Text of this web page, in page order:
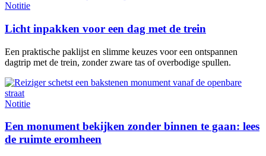
Notitie
Licht inpakken voor een dag met de trein
Een praktische paklijst en slimme keuzes voor een ontspannen
dagtrip met de trein, zonder zware tas of overbodige spullen.
Notitie
Een monument bekijken zonder binnen te gaan: lees
de ruimte eromheen